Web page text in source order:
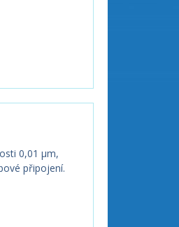
0,01 µm,
připojení.